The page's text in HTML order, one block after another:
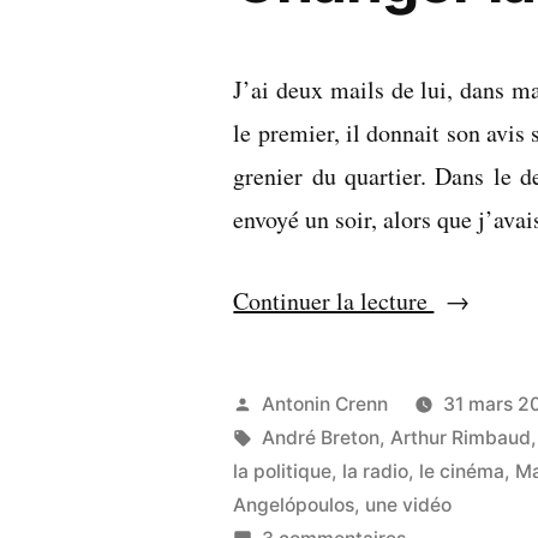
J’ai deux mails de lui, dans
le premier, il donnait son avis
grenier du quartier. Dans le
envoyé un soir, alors que
Continuer la lecture « Changer
(ça
parle
d’amour) »
Publié
par
Antonin Crenn 31 mars
Étiquettes :
André Breton, Arthur Rimbaud,
la politique, la radio, le cinéma,
Angelópoulos, une vidéo